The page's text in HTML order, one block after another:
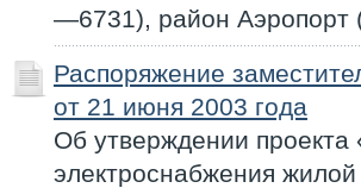
—6731), район Аэропорт
Распоряжение
от 21 июня 2003 года
Об утверждении
электроснабжения